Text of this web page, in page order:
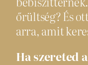
őrültség? És
arra, amit
Ha szereted